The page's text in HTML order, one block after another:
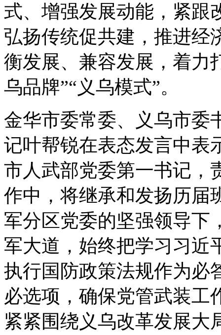
式、增强发展动能，紧跟
弘扬传统促共建，推进经
衡发展、兼容发展，着力
乌品牌”“义乌模式”。
金华市委常委、义乌市委
记叶帮锐在表态发言中表
市人武部党委第一书记，
作中，将继承和发扬历届
军分区党委的坚强领导下
军大道，始终把学习习近
执行国防政策法规作为必
必选项，确保党管武装工
紧紧围绕义乌改革发展大